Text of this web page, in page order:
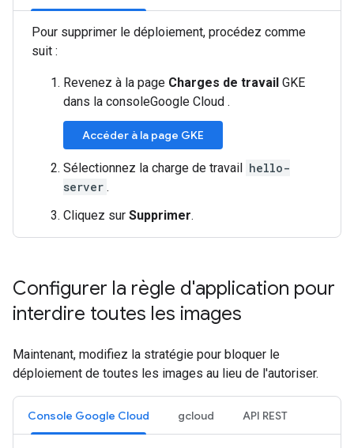
Pour supprimer le déploiement, procédez comme
suit :
Revenez à la page Charges de travail GKE
dans la consoleGoogle Cloud .
Accéder à la page GKE
Sélectionnez la charge de travail hello-
server .
Cliquez sur Supprimer.
Configurer la règle d'application pour
interdire toutes les images
Maintenant, modifiez la stratégie pour bloquer le
déploiement de toutes les images au lieu de l'autoriser.
Console Google Cloud gcloud API REST